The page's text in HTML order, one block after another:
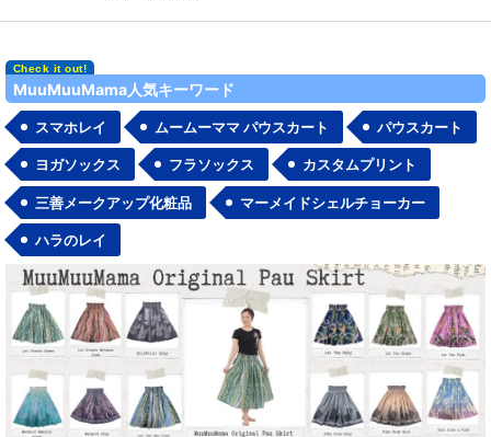
MuuMuuMama人気キーワード
スマホレイ ムームーママ パウスカート パウスカート
ヨガソックス フラソックス カスタムプリント
三善メークアップ化粧品 マーメイドシェルチョーカー
ハラのレイ